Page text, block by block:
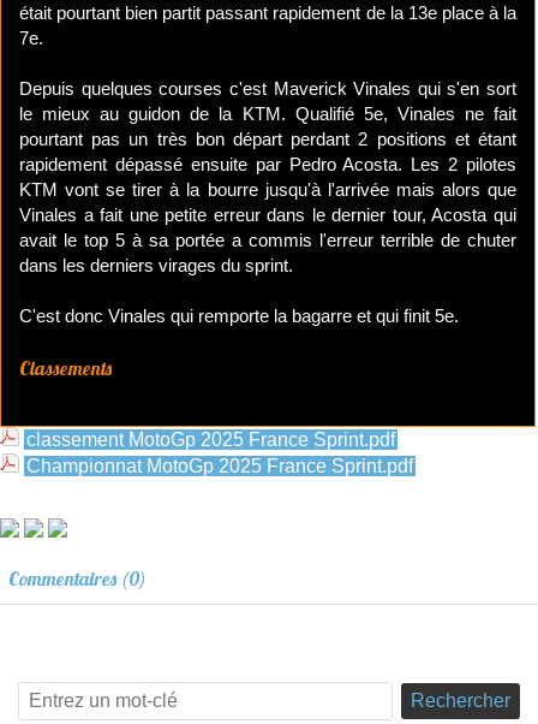
était pourtant bien partit passant rapidement de la 13e place à la
7e.
Depuis quelques courses c'est Maverick Vinales qui s'en sort
le mieux au guidon de la KTM. Qualifié 5e, Vinales ne fait
pourtant pas un très bon départ perdant 2 positions et étant
rapidement dépassé ensuite par Pedro Acosta. Les 2 pilotes
KTM vont se tirer à la bourre jusqu'à l'arrivée mais alors que
Vinales a fait une petite erreur dans le dernier tour, Acosta qui
avait le top 5 à sa portée a commis l'erreur terrible de chuter
dans les derniers virages du sprint.
C'est donc Vinales qui remporte la bagarre et qui finit 5e.
Classements
classement MotoGp 2025 France Sprint.pdf
Championnat MotoGp 2025 France Sprint.pdf
Commentaires (0)
Rechercher